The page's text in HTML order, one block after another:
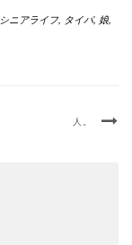
シニアライフ, タイパ, 娘,
人。